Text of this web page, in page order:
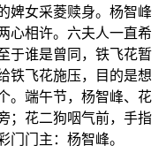
婢女采菱赎身。杨智峰
心相许。六夫人一直希
于谁是曾同，铁飞花暂
铁飞花施压，目的是想
。端午节，杨智峰、花
；花二狗咽气前，手指
门主：杨智峰。